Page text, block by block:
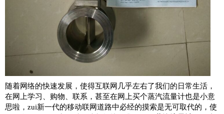
随着网络的快速发展，使得互联网几乎左右了我们的日常生活，
在网上学习、购物、联系，甚至在网上买个蒸汽流量计也是小意
思啦，zui新一代的移动联网道路中必经的摸索是无可取代的，使